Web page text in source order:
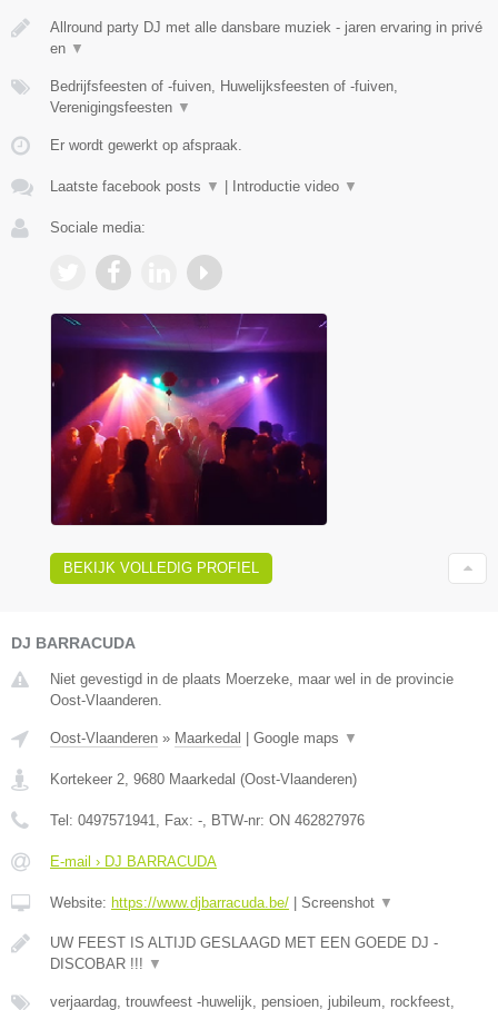
Allround party DJ met alle dansbare muziek - jaren ervaring in privé
en ▼
Bedrijfsfeesten of -fuiven, Huwelijksfeesten of -fuiven,
Verenigingsfeesten ▼
Er wordt gewerkt op afspraak.
Laatste facebook posts ▼ Introductie video ▼
Sociale media:
BEKIJK VOLLEDIG PROFIEL
DJ BARRACUDA
Niet gevestigd in de plaats Moerzeke, maar wel in de provincie
Oost-Vlaanderen.
Oost-Vlaanderen » Maarkedal Google maps ▼
Kortekeer 2, 9680 Maarkedal (Oost-Vlaanderen)
Tel: 0497571941, Fax: -, BTW-nr: ON 462827976
E-mail › DJ BARRACUDA
Website: https://www.djbarracuda.be/ Screenshot ▼
UW FEEST IS ALTIJD GESLAAGD MET EEN GOEDE DJ -
DISCOBAR !!! ▼
verjaardag, trouwfeest -huwelijk, pensioen, jubileum, rockfeest,